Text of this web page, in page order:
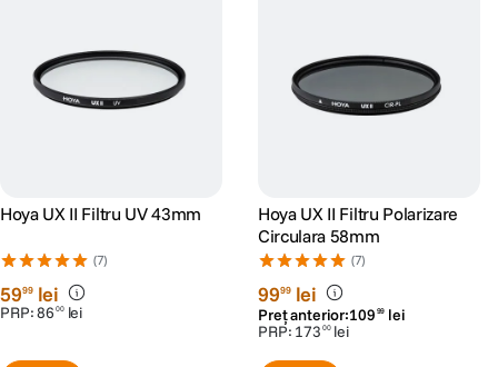
Hoya UX II Filtru UV 43mm
(7)
5999 lei
PRP:86 00 lei
Hoya UX II Filtru Polarizare
Circulara 58mm
(7)
9999 lei
Preț anterior:109 99 lei
PRP: 173 00 lei